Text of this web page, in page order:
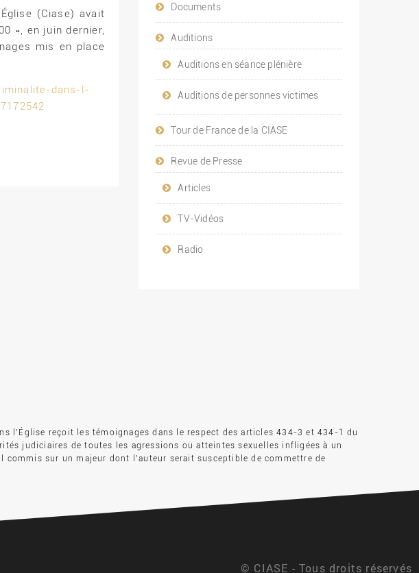
(Ciase) avait
», en juin dernier,
mis en place
dans-l-
Documents
Auditions
Auditions en séance plénière
Auditions de personnes victimes
Tour de France de la CIASE
Revue de Presse
Articles
TV-Vidéos
Radio
l’Église reçoit les témoignages dans le respect des articles 434-3 et 434-1 du
judiciaires de toutes les agressions ou atteintes sexuelles infligées à un
sur un majeur dont l’auteur serait susceptible de commettre de
© CIASE - Tous droits réservés